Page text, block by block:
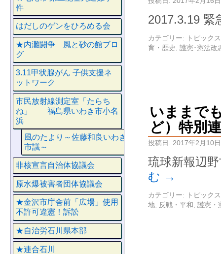
2017.3.19
カテゴリー:
トピックス
育・歴史
護憲･憲法改
いままで
ど）特別
投稿日: 2017年2月10日
琉球新報辺
む →
カテゴリー:
トピックス
地
反戦・平和 護憲・
件
はだしのゲンをひろめる会
★内灘闘争 風と砂の館ブロ
グ
3.11甲状腺がん 子供支援ネ
ットワーク
市民放射線測定室「たらち
ね」 福島県いわき市小名
浜
風のたより～佐藤和良いわき
市議～
非核宣言自治体協議会
原水爆被害者団体協議会
★金沢市庁舎前「広場」使用
不許可違憲！訴訟
★自治労石川県本部
★連合石川